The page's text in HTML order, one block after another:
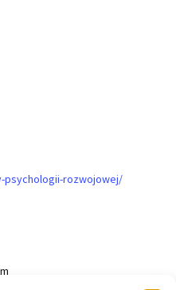
rozwojowej/